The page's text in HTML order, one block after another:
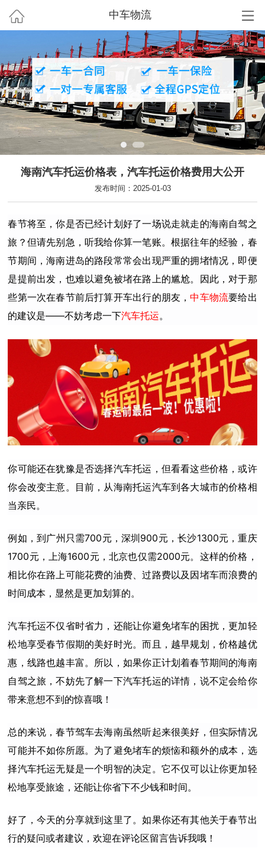
中车物流
海南汽车托运价格表，汽车托运价格费用大公开
发布时间：2025-01-03
春节将至，你是否已经计划好了一场说走就走的海南自驾之
旅？但请先别急，听我给你算一笔账。根据往年的经验，春
节期间，海南进岛的路段常常会出现严重的拥堵情况，即便
是提前出发，也难以避免被堵在路上的尴尬。因此，对于那
些第一次在春节前后打算开车出行的朋友，中车物流要给出
的建议是——不妨考虑一下汽车托运。
你可能还在犹豫是否选择汽车托运，但看看这些价格，或许
你会改变主意。目前，从海南托运汽车到各大城市的价格相
当亲民。
例如，到广州只需700元，深圳900元，长沙1300元，重庆
1700元，上海1600元，北京也仅需2000元。这样的价格，
相比你在路上可能花费的油费、过路费以及因堵车而浪费的
时间成本，显然是更加划算的。
汽车托运不仅省时省力，还能让你避免堵车的困扰，更加轻
松地享受春节假期的美好时光。而且，越早规划，价格越优
惠，线路也越丰富。所以，如果你正计划着春节期间的海南
自驾之旅，不妨先了解一下汽车托运的详情，说不定会给你
带来意想不到的惊喜哦！
总的来说，春节驾车去海南虽然听起来很美好，但实际情况
可能并不如你所愿。为了避免堵车的烦恼和额外的成本，选
择汽车托运无疑是一个明智的决定。它不仅可以让你更加轻
松地享受旅途，还能让你省下不少钱和时间。
好了，今天的分享就到这里了。如果你还有其他关于春节出
行的疑问或者建议，欢迎在评论区留言告诉我哦！